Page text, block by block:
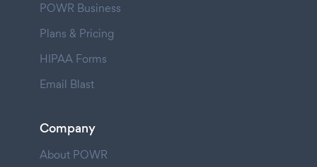
POWR Business
Plans & Pricing
HIPAA Forms
Email Blast
Company
About POWR